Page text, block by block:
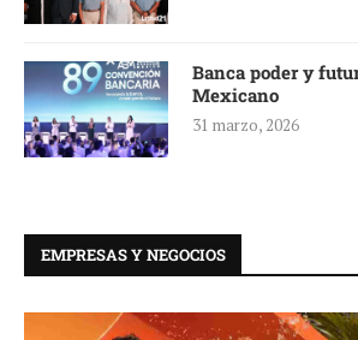
Banca poder y
Mexicano
31 marzo, 2026
EMPRESAS Y NEGOCIOS